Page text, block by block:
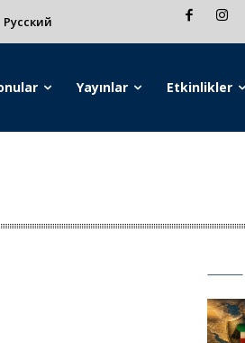
Русский
Yayınlar Etkinlikler